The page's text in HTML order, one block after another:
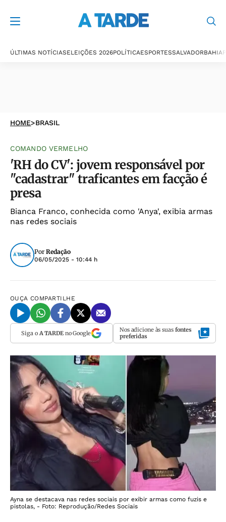
ÚLTIMAS NOTÍCIASELEIÇÕES 2026POLÍTICAESPORTESSALVADORBAHIA
HOME>BRASIL
COMANDO VERMELHO
'RH do CV': jovem responsável por
"cadastrar" traficantes em facção é
presa
Bianca Franco, conhecida como 'Anya', exibia armas
nas redes sociais
Por Redação
06/05/2025 - 10:44 h
OUÇA COMPARTILHE
Siga o A TARDEno Google Nos adicione às suas fontes
preferidas
Ayna se destacava nas redes sociais por exibir armas como fuzis e
pistolas, - Foto: Reprodução/Redes Sociais